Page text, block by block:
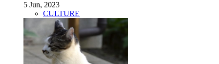
5 Jun, 2023
CULTURE